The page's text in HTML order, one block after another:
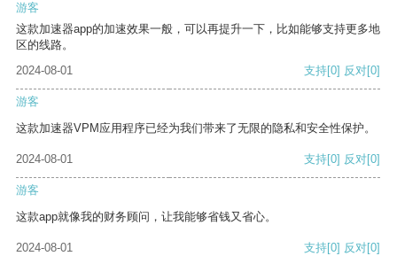
游客
这款加速器app的加速效果一般，可以再提升一下，比如能够支持更多地
区的线路。
2024-08-01
支持[0] 反对[0]
游客
这款加速器VPM应用程序已经为我们带来了无限的隐私和安全性保护。
2024-08-01 支持[0] 反对[0]
游客
这款app就像我的财务顾问，让我能够省钱又省心。
2024-08-01 支持[0] 反对[0]